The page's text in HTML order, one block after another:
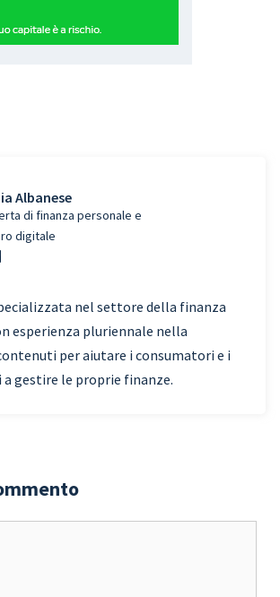
Albanese
di finanza personale e
digitale
nel settore della finanza
esperienza pluriennale nella
per aiutare i consumatori e i
gestire le proprie finanze.